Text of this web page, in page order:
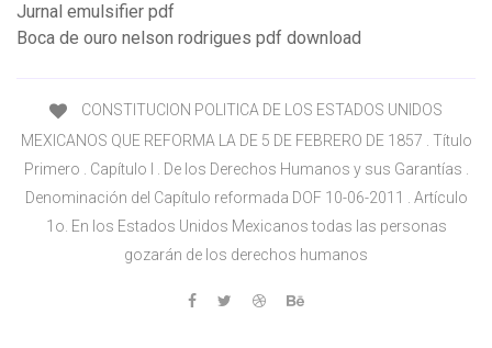
Jurnal emulsifier pdf
Boca de ouro nelson rodrigues pdf download
CONSTITUCION POLITICA DE LOS ESTADOS UNIDOS
MEXICANOS QUE REFORMA LA DE 5 DE FEBRERO DE 1857 . Título
Primero . Capítulo I . De los Derechos Humanos y sus Garantías .
Denominación del Capítulo reformada DOF 10-06-2011 . Artículo
1o. En los Estados Unidos Mexicanos todas las personas
gozarán de los derechos humanos